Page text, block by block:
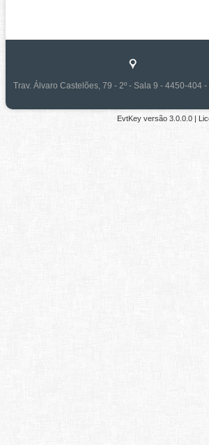
Trav. Álvaro Castelões, 79 - 2º - Sala 9 - 4450-404
EvtKey versão 3.0.0.0|